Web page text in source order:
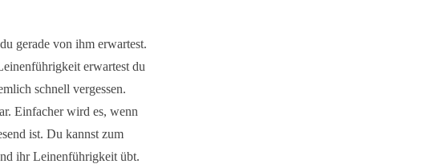
gerade von ihm erwartest.
erwartest du
schnell vergessen.
Einfacher wird es, wenn
ist. Du kannst zum
ihr Leinenführigkeit übt.